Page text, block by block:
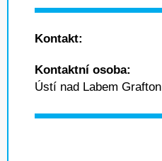
Kontakt:
Kontaktní osoba:
Ústí nad Labem Grafton